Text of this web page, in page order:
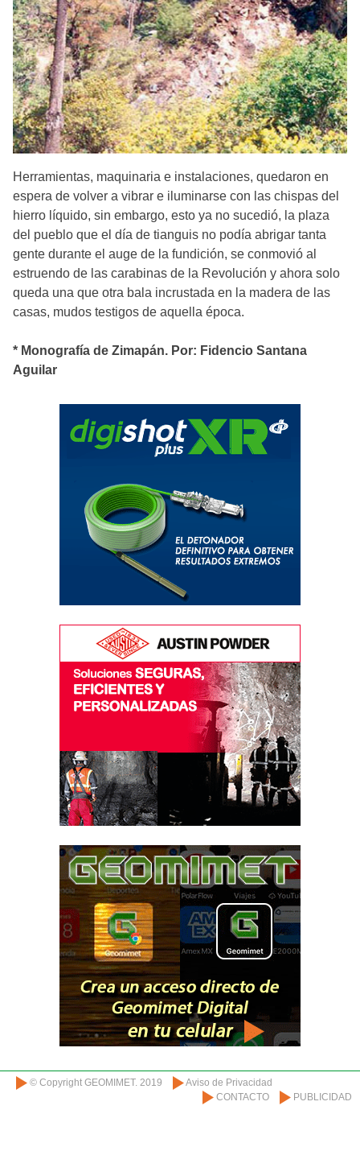
Herramientas, maquinaria e instalaciones, quedaron en
espera de volver a vibrar e iluminarse con las chispas del
hierro líquido, sin embargo, esto ya no sucedió, la plaza
del pueblo que el día de tianguis no podía abrigar tanta
gente durante el auge de la fundición, se conmovió al
estruendo de las carabinas de la Revolución y ahora solo
queda una que otra bala incrustada en la madera de las
casas, mudos testigos de aquella época.
* Monografía de Zimapán. Por: Fidencio Santana
Aguilar
© Copyright GEOMIMET. 2019
Aviso de Privacidad
CONTACTO
PUBLICIDAD